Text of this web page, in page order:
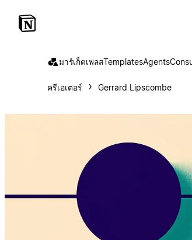
มาร์เก็ตเพลสTemplatesAgents
ครีเอเตอร์ Gerrard Lipscombe